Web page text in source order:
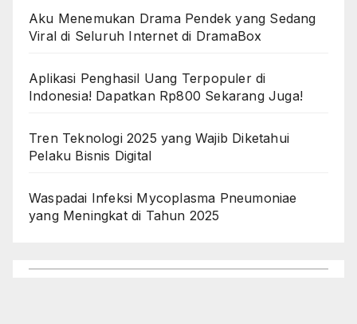
Aku Menemukan Drama Pendek yang Sedang
Viral di Seluruh Internet di DramaBox
Aplikasi Penghasil Uang Terpopuler di
Indonesia! Dapatkan Rp800 Sekarang Juga!
Tren Teknologi 2025 yang Wajib Diketahui
Pelaku Bisnis Digital
Waspadai Infeksi Mycoplasma Pneumoniae
yang Meningkat di Tahun 2025